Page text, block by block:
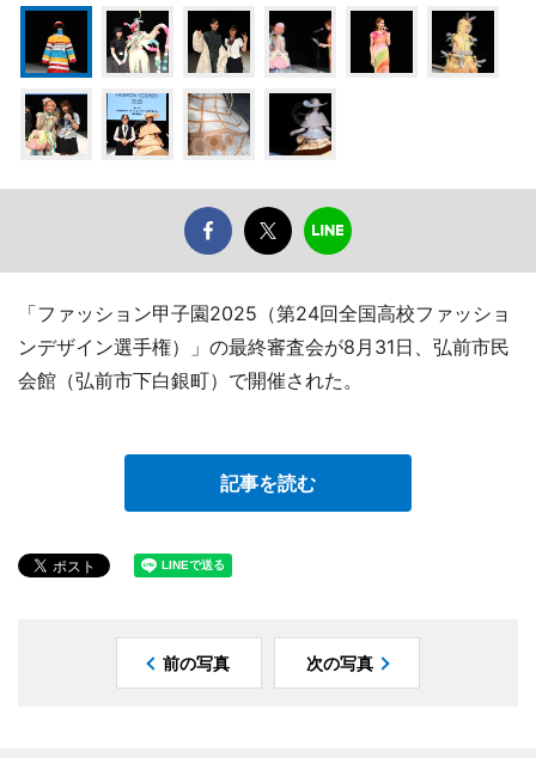
「ファッション甲子園2025（第24回全国高校ファッショ
ンデザイン選手権）」の最終審査会が8月31日、弘前市民
会館（弘前市下白銀町）で開催された。
記事を読む
前の写真 次の写真